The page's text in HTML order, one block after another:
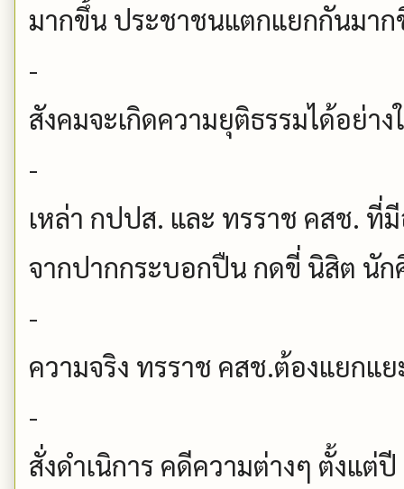
มากขึ้น ประชาชนแตกแยกกันมาก
-
สังคมจะเกิดความยุติธรรมได้อย่าง
-
เหล่า กปปส. และ ทรราช คสช. ที่
จากปากกระบอกปืน กดขี่ นิสิต นั
-
ความจริง ทรราช คสช.ต้องแยกแ
-
สั่งดำเนิการ คดีความต่างๆ ตั้งแต่